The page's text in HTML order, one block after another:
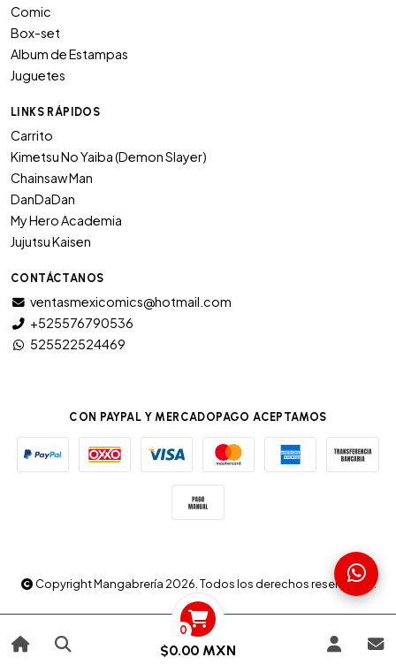
0
$0.00 MXN
Comic
Box-set
Album de Estampas
Juguetes
LINKS RÁPIDOS
Carrito
Kimetsu No Yaiba (Demon Slayer)
Chainsaw Man
DanDaDan
My Hero Academia
Jujutsu Kaisen
CONTÁCTANOS
ventasmexicomics@hotmail.com
+525576790536
525522524469
CON PAYPAL Y MERCADOPAGO ACEPTAMOS
Copyright Mangabrería 2026. Todos los derechos reservados.